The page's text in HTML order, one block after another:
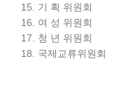
15. 기 획 위원회
16. 여 성 위원회
17. 청 년 위원회
18. 국제교류위원회